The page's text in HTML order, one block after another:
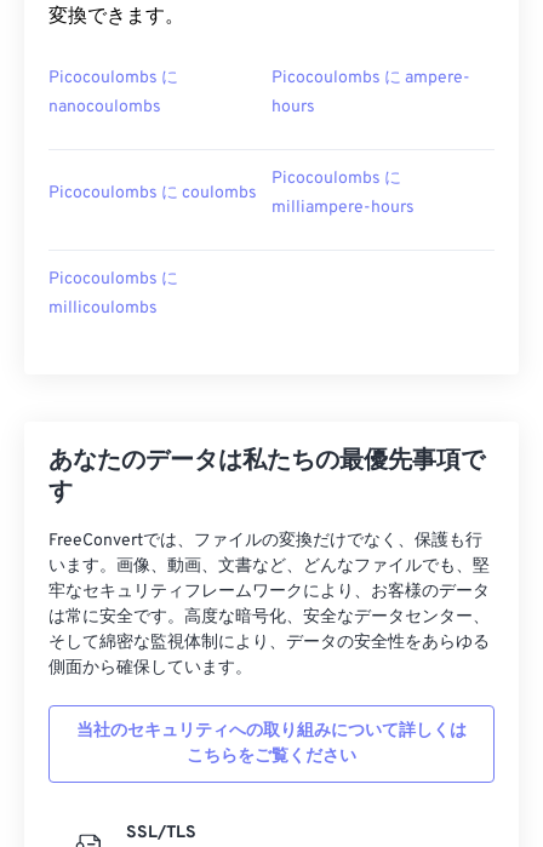
変換できます。
Picocoulombs に
nanocoulombs
Picocoulombs に ampere-
hours
Picocoulombs に coulombs
Picocoulombs に
milliampere-hours
Picocoulombs に
millicoulombs
あなたのデータは私たちの最優先事項で
す
FreeConvertでは、ファイルの変換だけでなく、保護も行
います。画像、動画、文書など、どんなファイルでも、堅
牢なセキュリティフレームワークにより、お客様のデータ
は常に安全です。高度な暗号化、安全なデータセンター、
そして綿密な監視体制により、データの安全性をあらゆる
側面から確保しています。
当社のセキュリティへの取り組みについて詳しくは
こちらをご覧ください
SSL/TLS